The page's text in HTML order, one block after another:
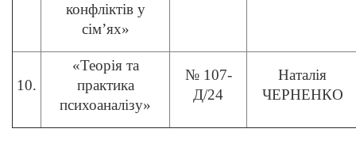
конфліктів у
сім’ях»
10.
«Теорія та
практика
психоаналізу»
№ 107-
Д/24
Наталія
ЧЕРНЕНКО